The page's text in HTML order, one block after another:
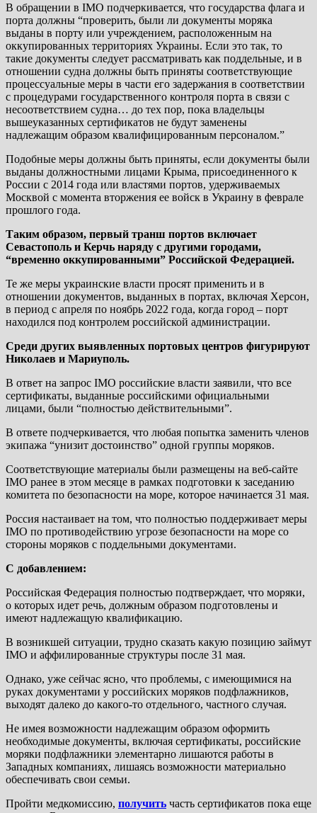
В обращении в IMO подчеркивается, что государства флага и
порта должны “проверить, были ли документы моряка
выданы в порту или учреждением, расположенным на
оккупированных территориях Украины. Если это так, то
такие документы следует рассматривать как поддельные, и в
отношении судна должны быть приняты соответствующие
процессуальные меры в части его задержания в соответствии
с процедурами государственного контроля порта в связи с
несоответствием судна… до тех пор, пока владельцы
вышеуказанных сертификатов не будут заменены
надлежащим образом квалифицированным персоналом.”
Подобные меры должны быть приняты, если документы были
выданы должностными лицами Крыма, присоединенного к
России с 2014 года или властями портов, удерживаемых
Москвой с момента вторжения ее войск в Украину в феврале
прошлого года.
Таким образом, первый транш портов включает
Севастополь и Керчь наряду с другими городами,
“временно оккупированными” Российской Федерацией.
Те же меры украинские власти просят применить и в
отношении документов, выданных в портах, включая Херсон,
в период с апреля по ноябрь 2022 года, когда город – порт
находился под контролем российской администрации.
Среди других выявленных портовых центров фигурируют
Николаев и Мариуполь.
В ответ на запрос IMO российские власти заявили, что все
сертификаты, выданные российскими официальными
лицами, были “полностью действительными”.
В ответе подчеркивается, что любая попытка заменить членов
экипажа “унизит достоинство” одной группы моряков.
Соответствующие материалы были размещены на веб-сайте
IMO ранее в этом месяце в рамках подготовки к заседанию
комитета по безопасности на море, которое начинается 31 мая.
Россия настаивает на том, что полностью поддерживает меры
IMO по противодействию угрозе безопасности на море со
стороны моряков с поддельными документами.
С добавлением:
Российская Федерация полностью подтверждает, что моряки,
о которых идет речь, должным образом подготовлены и
имеют надлежащую квалификацию.
В возникшей ситуации, трудно сказать какую позицию займут
IMO и аффилированные структуры после 31 мая.
Однако, уже сейчас ясно, что проблемы, с имеющимися на
руках документами у российских моряков подфлажников,
выходят далеко до какого-то отдельного, частного случая.
Не имея возможности надлежащим образом оформить
необходимые документы, включая сертификаты, российские
моряки подфлажники элементарно лишаются работы в
Западных компаниях, лишаясь возможности материально
обеспечивать свои семьи.
Пройти медкомиссию, получить часть сертификатов пока еще